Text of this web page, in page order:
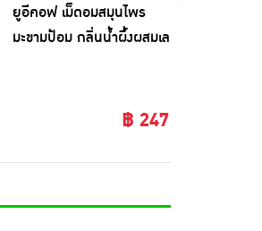
ยูอีคอฟ เม็ดอมสมุนไพร
มะขามป้อม กลิ่นน้ำผึ้งผสมเล
฿ 247